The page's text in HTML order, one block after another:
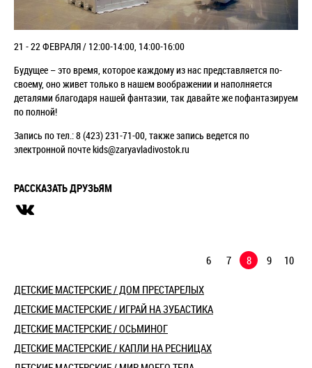
21 - 22 ФЕВРАЛЯ / 12:00-14:00, 14:00-16:00
Будущее – это время, которое каждому из нас представляется по-
своему, оно живет только в нашем воображении и наполняется
деталями благодаря нашей фантазии, так давайте же пофантазируем
по полной!
Запись по тел.: 8 (423) 231-71-00, также запись ведется по
электронной почте kids@zaryavladivostok.ru
РАССКАЗАТЬ ДРУЗЬЯМ
6 7 8 9 10
ДЕТСКИЕ МАСТЕРСКИЕ / ДОМ ПРЕСТАРЕЛЫХ
ДЕТСКИЕ МАСТЕРСКИЕ / ИГРАЙ НА ЗУБАСТИКА
ДЕТСКИЕ МАСТЕРСКИЕ / ОСЬМИНОГ
ДЕТСКИЕ МАСТЕРСКИЕ / КАПЛИ НА РЕСНИЦАХ